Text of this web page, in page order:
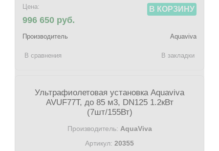
Цена:
996 650 руб.
В КОРЗИНУ
Производитель Aquaviva
В сравнения В закладки
Ультрафиолетовая установка Aquaviva
AVUF77T, до 85 м3, DN125 1.2кВт
(7шт/155Вт)
Производитель: AquaViva
Артикул: 20355